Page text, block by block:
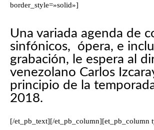
border_style=»solid»]
Una variada agenda de
sinfónicos, ópera, e
grabación, le espera al
venezolano Carlos
principio de la
2018.
[/et_pb_text][/et_pb_column][et_pb_column